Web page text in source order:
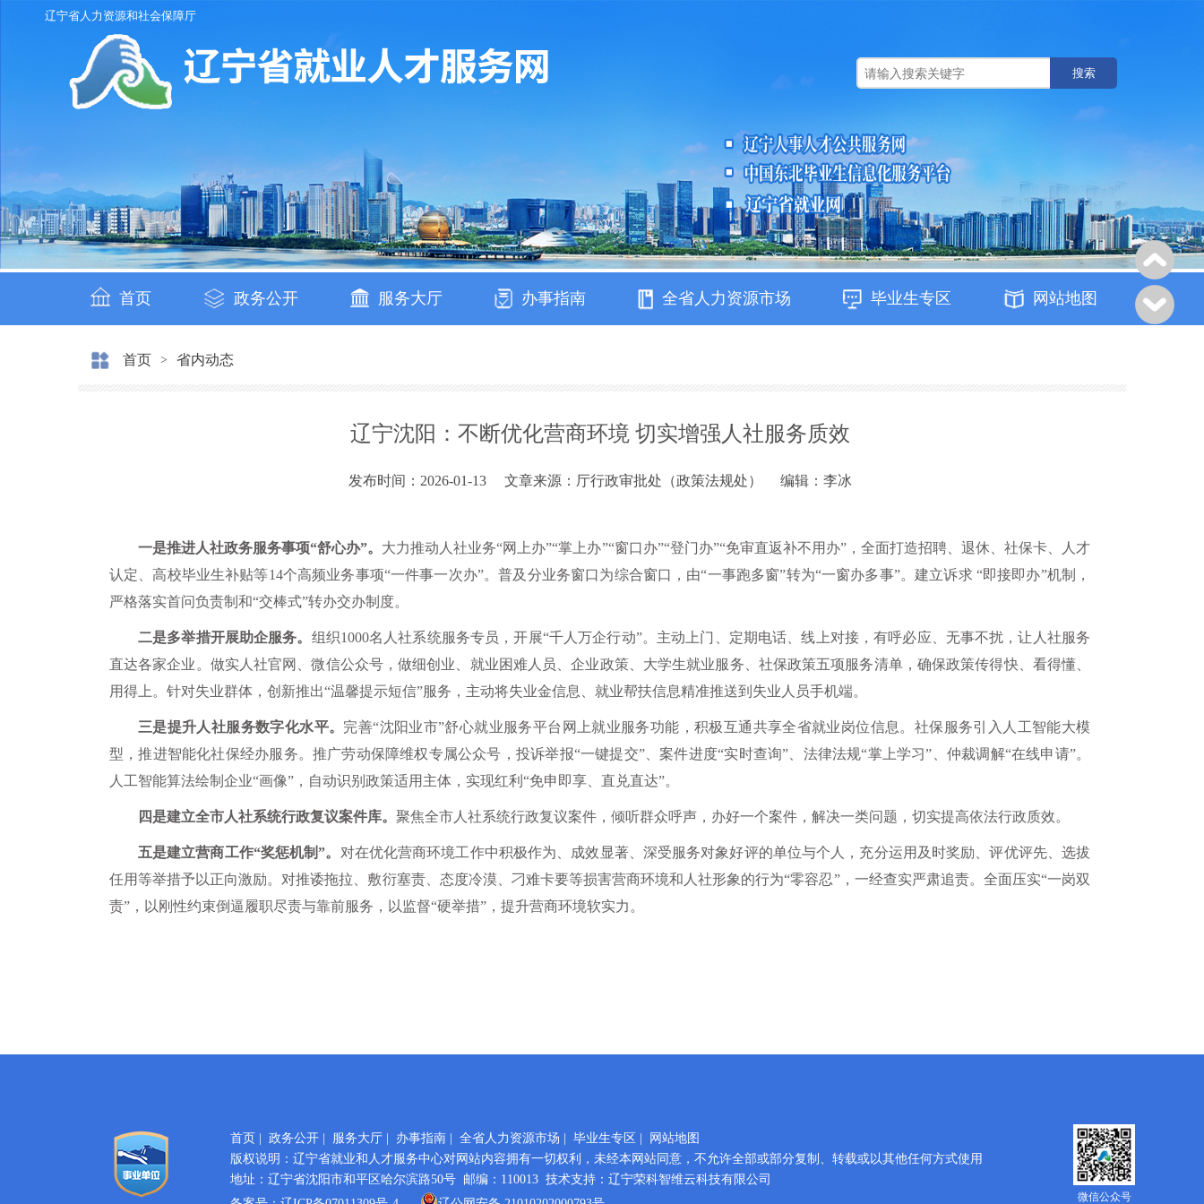
辽宁省人力资源和社会保障厅
搜索
首页 政务公开 服务大厅 办事指南 全省人力资源市场 毕业生专区 网站地图
首页 > 省内动态
辽宁沈阳：不断优化营商环境 切实增强人社服务质效
发布时间：2026-01-13 文章来源：厅行政审批处（政策法规处） 编辑：李冰
一是推进人社政务服务事项“舒心办”。 大力推动人社业务“网上办”“掌上办”“窗口办”“登门办”“免审直返补不用办”，全面打造招聘、退休、社保卡、人才
认定、高校毕业生补贴等14个高频业务事项“一件事一次办”。普及分业务窗口为综合窗口，由“一事跑多窗”转为“一窗办多事”。建立诉求 “即接即办”机制，
严格落实首问负责制和“交棒式”转办交办制度。
二是多举措开展助企服务。 组织1000名人社系统服务专员，开展“千人万企行动”。主动上门、定期电话、线上对接，有呼必应、无事不扰，让人社服务
直达各家企业。做实人社官网、微信公众号，做细创业、就业困难人员、企业政策、大学生就业服务、社保政策五项服务清单，确保政策传得快、看得懂、
用得上。针对失业群体，创新推出“温馨提示短信”服务，主动将失业金信息、就业帮扶信息精准推送到失业人员手机端。
三是提升人社服务数字化水平。 完善“沈阳业市”舒心就业服务平台网上就业服务功能，积极互通共享全省就业岗位信息。社保服务引入人工智能大模
型，推进智能化社保经办服务。推广劳动保障维权专属公众号，投诉举报“一键提交”、案件进度“实时查询”、法律法规“掌上学习”、仲裁调解“在线申请”。
人工智能算法绘制企业“画像”，自动识别政策适用主体，实现红利“免申即享、直兑直达”。
四是建立全市人社系统行政复议案件库。 聚焦全市人社系统行政复议案件，倾听群众呼声，办好一个案件，解决一类问题，切实提高依法行政质效。
五是建立营商工作“奖惩机制”。 对在优化营商环境工作中积极作为、成效显著、深受服务对象好评的单位与个人，充分运用及时奖励、评优评先、选拔
任用等举措予以正向激励。对推诿拖拉、敷衍塞责、态度冷漠、刁难卡要等损害营商环境和人社形象的行为“零容忍”，一经查实严肃追责。全面压实“一岗双
责”，以刚性约束倒逼履职尽责与靠前服务，以监督“硬举措”，提升营商环境软实力。
首页 政务公开 服务大厅 办事指南 全省人力资源市场 毕业生专区
网站地图
版权说明：辽宁省就业和人才服务中心对网站内容拥有一切权利，未经本网站同意，不允许全部或部分复制、转载或以其他任何方式使用
地址：辽宁省沈阳市和平区哈尔滨路50号 邮编：110013 技术支持：辽宁荣科智维云科技有限公司
微信公众号